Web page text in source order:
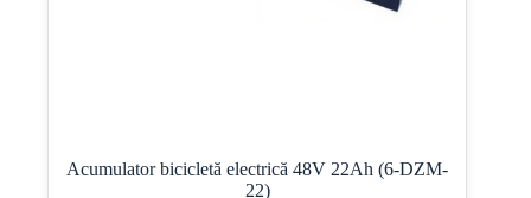
Acumulator bicicletă electrică 48V 22Ah (6-DZM-
22)